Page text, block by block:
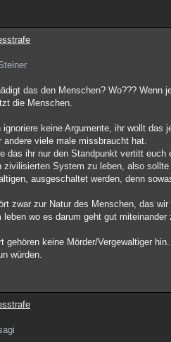
das den Menschen? Wo??? Wenn
die Menschen.
ignoriere keine Argumente, ihr wollt
andere viele male missbraucht hat.
das ihr nur den Standpunkt vertitt
zivilisierten System zu leben, also
ausgeschaltet werden, denn
zwar zur Natur des Menschen, das
leben wo es darum geht gut miteinander
gehören keine Mörder/Vergewaltiger
würden.